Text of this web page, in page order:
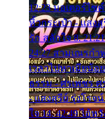
12:23 มอเตอร์ไซ
หิ้วกระเป๋า - แสงสุ
รัก สลักใจ 8.
24:27 สามเณรกำ
เวลาไปหาเมียน้อ
ธรรม - ศรเพชร
- แสงสุรีย์ รุ่งโรจ
ใจ 14. 42:49 ไอ้ห